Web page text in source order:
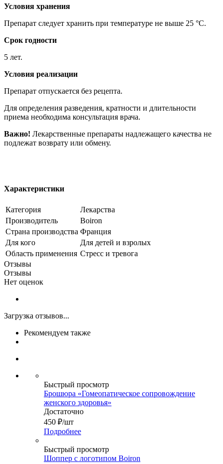
Условия хранения
Препарат следует хранить при температуре не выше 25 °C.
Срок годности
5 лет.
Условия реализации
Препарат отпускается без рецепта.
Для определения разведения, кратности и длительности
приема необходима консультация врача.
Важно! Лекарственные препараты надлежащего качества не
подлежат возврату или обмену.
Характеристики
Категория
Лекарства
Производитель
Boiron
Страна производства Франция
Для кого
Для детей и взролых
Область применения Стресс и тревога
Отзывы
Отзывы
Нет оценок
Загрузка отзывов...
Рекомендуем также
Быстрый просмотр
Брошюра «Гомеопатическое сопровождение
женского здоровья»
Достаточно
450 ₽/шт
Подробнее
Быстрый просмотр
Шоппер с логотипом Boiron